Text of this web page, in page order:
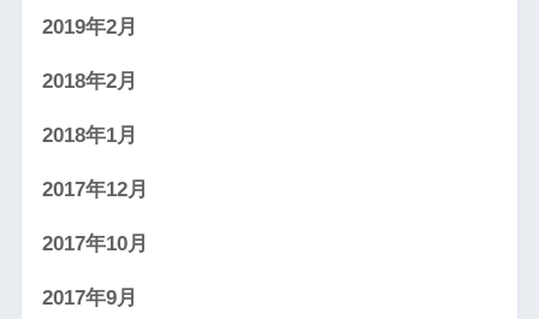
2019年2月
2018年2月
2018年1月
2017年12月
2017年10月
2017年9月